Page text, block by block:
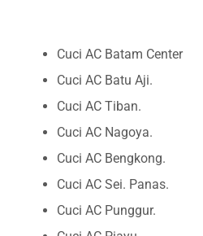
Cuci AC Batam Center
Cuci AC Batu Aji.
Cuci AC Tiban.
Cuci AC Nagoya.
Cuci AC Bengkong.
Cuci AC Sei. Panas.
Cuci AC Punggur.